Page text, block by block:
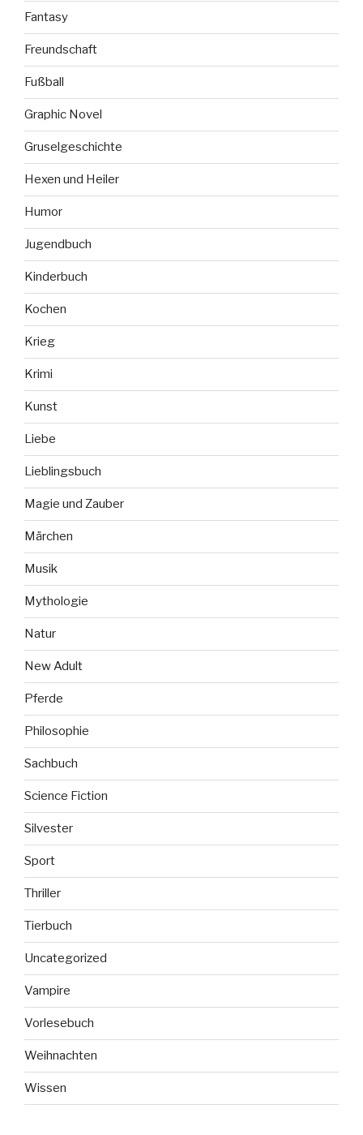
Fantasy
Freundschaft
Fußball
Graphic Novel
Gruselgeschichte
Hexen und Heiler
Humor
Jugendbuch
Kinderbuch
Kochen
Krieg
Krimi
Kunst
Liebe
Lieblingsbuch
Magie und Zauber
Märchen
Musik
Mythologie
Natur
New Adult
Pferde
Philosophie
Sachbuch
Science Fiction
Silvester
Sport
Thriller
Tierbuch
Uncategorized
Vampire
Vorlesebuch
Weihnachten
Wissen